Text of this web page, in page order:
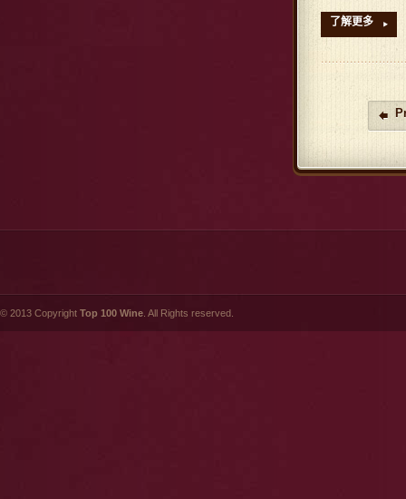
了解更多 ▸

© 2013 Copyright Top 100 Wine . All Rights reserved.